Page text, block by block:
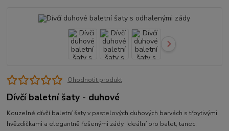
Ohodnotit produkt
Dívčí baletní šaty - duhové
Kouzelné dívčí baletní šaty v pastelových duhových barvách s třpytivými
hvězdičkami a elegantně řešenými zády. Ideální pro balet, tanec,